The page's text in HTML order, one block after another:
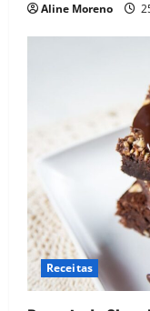
Aline Moreno
Receitas